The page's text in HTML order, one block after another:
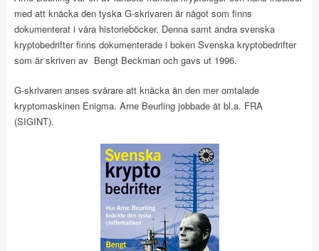
med att knäcka den tyska G-skrivaren är något som finns
dokumenterat i våra historieböcker. Denna samt andra svenska
kryptobedrifter finns dokumenterade i boken Svenska kryptobedrifter
som är skriven av Bengt Beckman och gavs ut 1996.
G-skrivaren anses svårare att knäcka än den mer omtalade
kryptomaskinen Enigma. Arne Beurling jobbade åt bl.a. FRA
(SIGINT).